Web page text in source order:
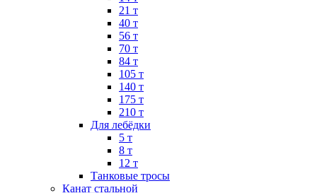
21 т
40 т
56 т
70 т
84 т
105 т
140 т
175 т
210 т
Для лебёдки
5 т
8 т
12 т
Танковые тросы
Канат стальной